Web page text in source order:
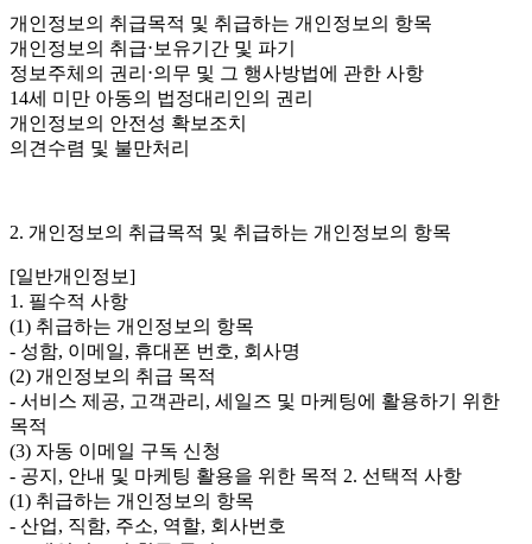
개인정보의 취급목적 및 취급하는 개인정보의 항목
개인정보의 취급⋅보유기간 및 파기
정보주체의 권리⋅의무 및 그 행사방법에 관한 사항
14세 미만 아동의 법정대리인의 권리
개인정보의 안전성 확보조치
의견수렴 및 불만처리
2. 개인정보의 취급목적 및 취급하는 개인정보의 항목
[일반개인정보]
1. 필수적 사항
(1) 취급하는 개인정보의 항목
- 성함, 이메일, 휴대폰 번호, 회사명
(2) 개인정보의 취급 목적
- 서비스 제공, 고객관리, 세일즈 및 마케팅에 활용하기 위한
목적
(3) 자동 이메일 구독 신청
- 공지, 안내 및 마케팅 활용을 위한 목적 2. 선택적 사항
(1) 취급하는 개인정보의 항목
- 산업, 직함, 주소, 역할, 회사번호